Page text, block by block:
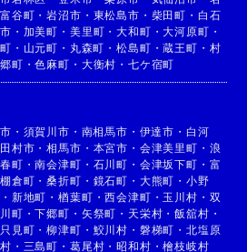
富谷町 ・岩沼市 ・ 東松島市 ・ 柴田町 ・ 白石
・ 加美町 ・ 美里町 ・大和町 ・大河原町 ・
・ 山元町 ・ 丸森町 ・松島町 ・蔵王町 ・ 村
町 ・色麻町 ・ 大衡村 ・ 七ケ宿町
・ 須賀川市 ・ 南相馬市 ・ 伊達市 ・ 白河
田村市 ・相馬市 ・ 本宮市 ・ 会津美里町 ・ 浪
町 ・南会津町 ・ 石川町 ・ 会津坂下町 ・ 富
棚倉町 ・桑折町 ・ 鏡石町 ・ 大熊町 ・ 小野
・ 新地町 ・楢葉町 ・西会津町 ・ 玉川村 ・ 双
町 ・下郷町 ・ 矢祭町 ・ 天栄村 ・飯舘村 ・
只見町 ・柳津町 ・ 鮫川村 ・ 磐梯町 ・ 北塩原
・ 三島町 ・ 葛尾村 ・昭和村 ・檜枝岐村